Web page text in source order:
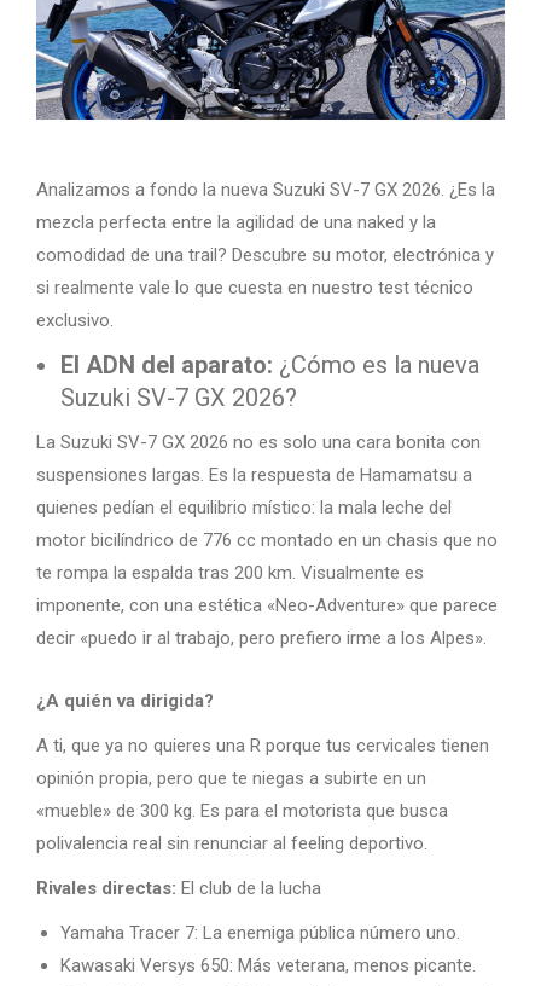
Analizamos a fondo la nueva Suzuki SV-7 GX 2026. ¿Es la
mezcla perfecta entre la agilidad de una naked y la
comodidad de una trail? Descubre su motor, electrónica y
si realmente vale lo que cuesta en nuestro test técnico
exclusivo.
El ADN del aparato: ¿Cómo es la nueva
Suzuki SV-7 GX 2026?
La Suzuki SV-7 GX 2026 no es solo una cara bonita con
suspensiones largas. Es la respuesta de Hamamatsu a
quienes pedían el equilibrio místico: la mala leche del
motor bicilíndrico de 776 cc montado en un chasis que no
te rompa la espalda tras 200 km. Visualmente es
imponente, con una estética «Neo-Adventure» que parece
decir «puedo ir al trabajo, pero prefiero irme a los Alpes».
¿A quién va dirigida?
A ti, que ya no quieres una R porque tus cervicales tienen
opinión propia, pero que te niegas a subirte en un
«mueble» de 300 kg. Es para el motorista que busca
polivalencia real sin renunciar al feeling deportivo.
Rivales directas: El club de la lucha
Yamaha Tracer 7: La enemiga pública número uno.
Kawasaki Versys 650: Más veterana, menos picante.